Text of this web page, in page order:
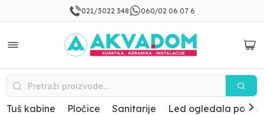
021/3022 348 060/02 06 07 6
Tuš kabine Pločice Sanitarije Led ogledala po